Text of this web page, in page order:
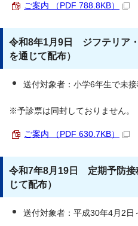
ご案内 （PDF 788.8KB）
令和8年1月9日 ジフテリア
を通じて配布）
送付対象者：小学6年生で未
※予診票は同封しておりません。
ご案内 （PDF 630.7KB）
令和7年8月19日 定期予防接
じて配布）
送付対象者：平成30年4月2日